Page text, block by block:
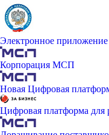
Электронное
Корпорация МСП
Новая Цифровая
Цифровая платформа для